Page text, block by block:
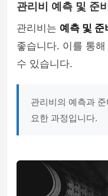
관리비 예측 및 준비
관리비는 예측 및 준
좋습니다. 이를 통
수 있습니다.
관리비의 예측과
요한 과정입니다.